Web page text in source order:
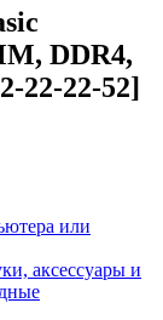
DDR4,
22-22-52]
или
аксессуары и